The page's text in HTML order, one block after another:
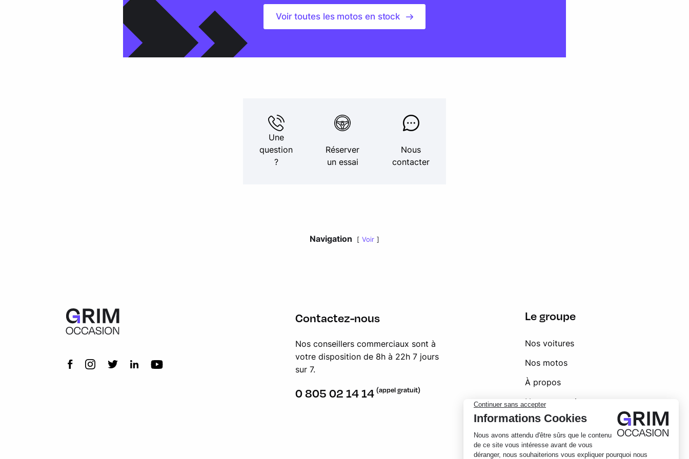
Voir toutes les motos en stock
Une
question
?
Réserver
un essai
Nous
contacter
Navigation Voir
Contactez-nous
Nos conseillers commerciaux sont à
votre disposition de 8h à 22h 7 jours
sur 7.
0 805 02 14 14 (appel gratuit)
Le groupe
Nos voitures
Nos motos
À propos
Nos concessions
Groupe GRIM
Glossaire automobile